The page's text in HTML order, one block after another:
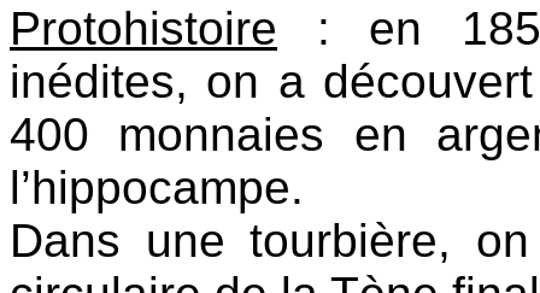
Protohistoire : en
inédites, on a
400 monnaies en
l’hippocampe.
Dans une tourbière,